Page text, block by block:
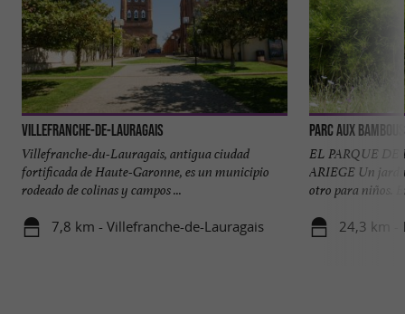
Villefranche-de-Lauragais
Villefranche-du-Lauragais, antigua ciudad
fortificada de Haute-Garonne, es un municipio
rodeado de colinas y campos ...
7,8 km - Villefranche-de-Lauragais
Parc aux Bambous
EL PARQUE
ARIEGE Un
otro para niños.
24,3 km -